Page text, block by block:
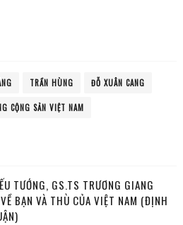
TRẦN HÙNG ĐỖ XUÂN CANG
CỘNG SẢN VIỆT NAM
TƯỚNG, GS.TS TRƯƠNG GIANG
BẠN VÀ THÙ CỦA VIỆT NAM (ĐỊNH